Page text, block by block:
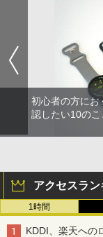
初心者の方にお
認したい10のこ
アクセスラン
1時間
KDDI、楽天への